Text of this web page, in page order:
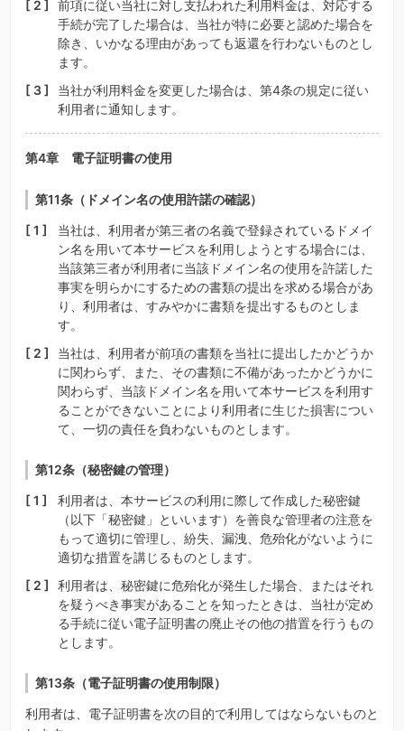
前項に従い当社に対し支払われた利用料金は、対応する
手続が完了した場合は、当社が特に必要と認めた場合を
除き、いかなる理由があっても返還を行わないものとし
ます。
当社が利用料金を変更した場合は、第4条の規定に従い
利用者に通知します。
第4章 電子証明書の使用
第11条（ドメイン名の使用許諾の確認）
当社は、利用者が第三者の名義で登録されているドメイ
ン名を用いて本サービスを利用しようとする場合には、
当該第三者が利用者に当該ドメイン名の使用を許諾した
事実を明らかにするための書類の提出を求める場合があ
り、利用者は、すみやかに書類を提出するものとしま
す。
当社は、利用者が前項の書類を当社に提出したかどうか
に関わらず、また、その書類に不備があったかどうかに
関わらず、当該ドメイン名を用いて本サービスを利用す
ることができないことにより利用者に生じた損害につい
て、一切の責任を負わないものとします。
第12条（秘密鍵の管理）
利用者は、本サービスの利用に際して作成した秘密鍵
（以下「秘密鍵」といいます）を善良な管理者の注意を
もって適切に管理し、紛失、漏洩、危殆化がないように
適切な措置を講じるものとします。
利用者は、秘密鍵に危殆化が発生した場合、またはそれ
を疑うべき事実があることを知ったときは、当社が定め
る手続に従い電子証明書の廃止その他の措置を行うもの
とします。
第13条（電子証明書の使用制限）
利用者は、電子証明書を次の目的で利用してはならないものと